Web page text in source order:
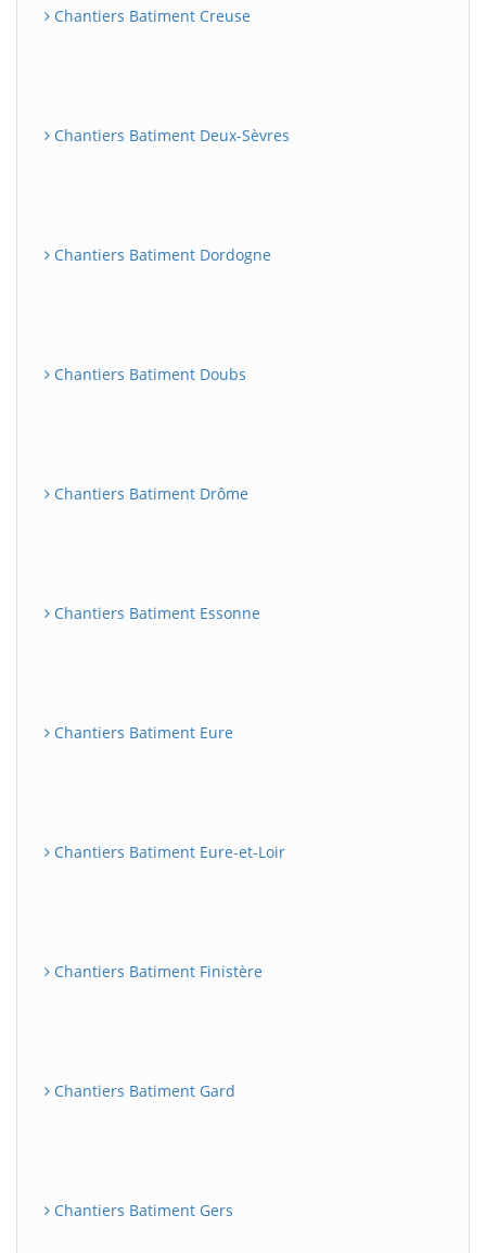
Chantiers Batiment Creuse
Chantiers Batiment Deux-Sèvres
Chantiers Batiment Dordogne
Chantiers Batiment Doubs
Chantiers Batiment Drôme
Chantiers Batiment Essonne
Chantiers Batiment Eure
Chantiers Batiment Eure-et-Loir
Chantiers Batiment Finistère
Chantiers Batiment Gard
Chantiers Batiment Gers